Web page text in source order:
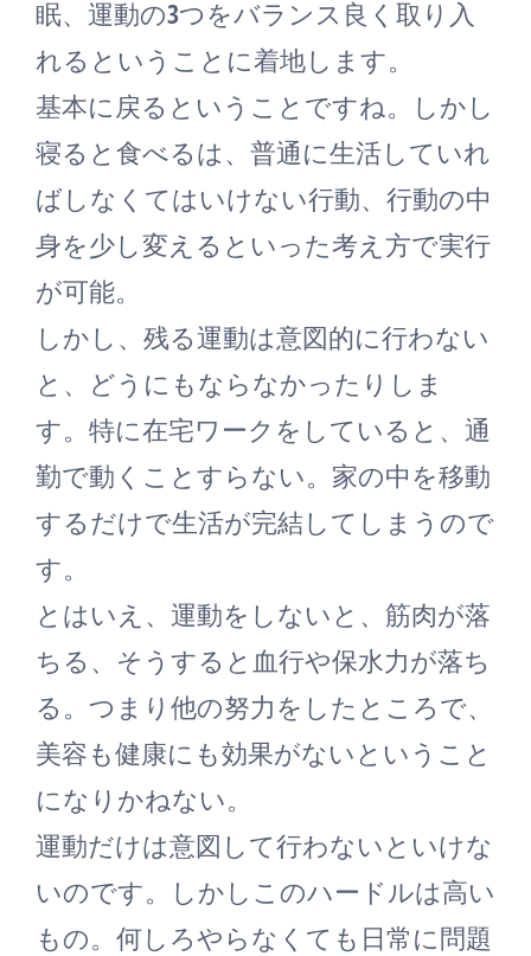
眠、運動の3つをバランス良く取り入
れるということに着地します。
基本に戻るということですね。しかし
寝ると食べるは、普通に生活していれ
ばしなくてはいけない行動、行動の中
身を少し変えるといった考え方で実行
が可能。
しかし、残る運動は意図的に行わない
と、どうにもならなかったりしま
す。特に在宅ワークをしていると、通
勤で動くことすらない。家の中を移動
するだけで生活が完結してしまうので
す。
とはいえ、運動をしないと、筋肉が落
ちる、そうすると血行や保水力が落ち
る。つまり他の努力をしたところで、
美容も健康にも効果がないということ
になりかねない。
運動だけは意図して行わないといけな
いのです。しかしこのハードルは高い
もの。何しろやらなくても日常に問題